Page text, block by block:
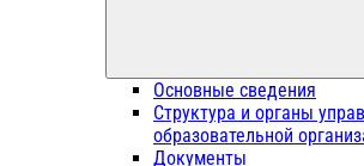
Основные сведения
Структура и органы
образовательной
Документы